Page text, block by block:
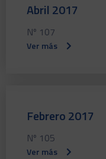
Abril 2017
Nº 107
Ver más
Febrero 2017
Nº 105
Ver más